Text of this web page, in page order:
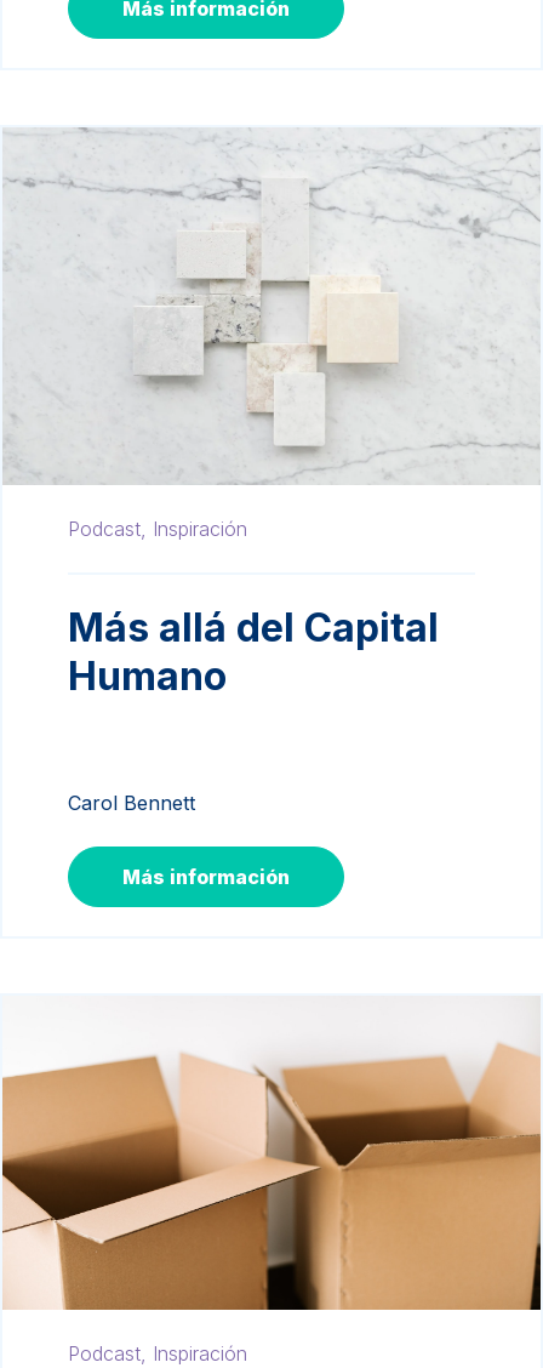
Más información
Podcast, Inspiración
Más allá del Capital
Humano
Carol Bennett
Más información
Podcast, Inspiración